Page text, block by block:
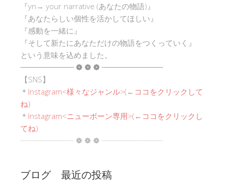
『yn→ your narrative (あなたの物語)』
『あなたらしい個性を活かしてほしい』
『感動を一緒に』
『そして新たにあなただけの物語をつくっていく』
という意味を込めました。
┈┈┈┈┈┈┈ ❁ ❁ ❁ ┈┈┈┈┈┈┈┈
【SNS】
＊ Instagram<様々なジャンル>(←ココをクリックして
ね)
＊ Instagram<ニューボーン専用>(←ココをクリックし
てね)
┈┈┈┈┈┈┈ ❁ ❁ ❁ ┈┈┈┈┈┈┈┈
ブログ 最近の投稿